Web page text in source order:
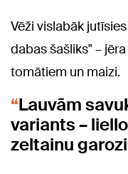
Vēži vislabāk
dabas šašliks" –
tomātiem un maizi.
Lauvām
variants –
zeltainu